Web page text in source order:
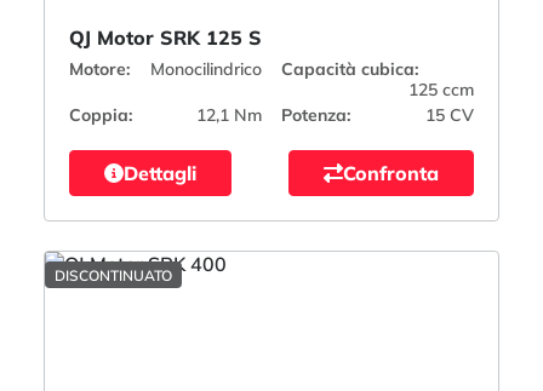
QJ Motor SRK 125 S
Motore: Monocilindrico
Capacità cubica:
125 ccm
Coppia:
12,1 Nm Potenza: 15 CV
Dettagli Confronta
DISCONTINUATO